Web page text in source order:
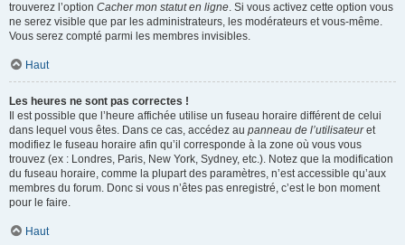
trouverez l’option Cacher mon statut en ligne. Si vous activez cette option vous
ne serez visible que par les administrateurs, les modérateurs et vous-même.
Vous serez compté parmi les membres invisibles.
Haut
Les heures ne sont pas correctes !
Il est possible que l’heure affichée utilise un fuseau horaire différent de celui
dans lequel vous êtes. Dans ce cas, accédez au panneau de l’utilisateuret
modifiez le fuseau horaire afin qu’il corresponde à la zone où vous vous
trouvez (ex : Londres, Paris, New York, Sydney, etc.). Notez que la modification
du fuseau horaire, comme la plupart des paramètres, n’est accessible qu’aux
membres du forum. Donc si vous n’êtes pas enregistré, c’est le bon moment
pour le faire.
Haut